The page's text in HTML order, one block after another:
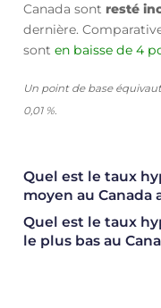
Canada sont resté
dernière.
sont en baisse de 4
Un point de base
0,01 %.
Quel est le taux
moyen au Canada
Quel est le taux
le plus bas au